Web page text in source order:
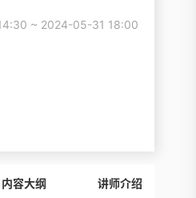
~ 2024-05-31 18:00
内容大纲 讲师介绍